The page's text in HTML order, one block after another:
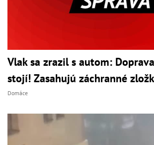
Vlak sa zrazil s autom:
stojí! Zasahujú záchranné
Domáce